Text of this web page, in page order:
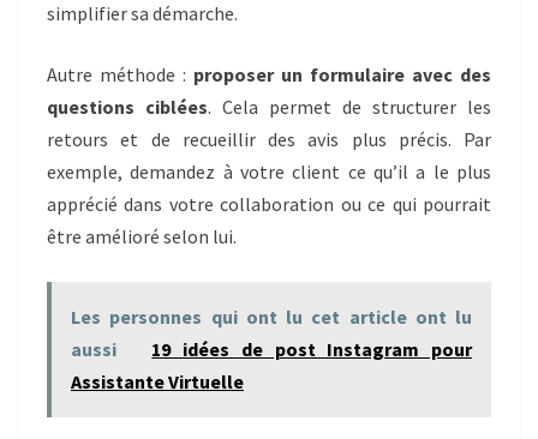
simplifier sa démarche.
Autre méthode : proposer un formulaire avec des
questions ciblées. Cela permet de structurer les
retours et de recueillir des avis plus précis. Par
exemple, demandez à votre client ce qu’il a le plus
apprécié dans votre collaboration ou ce qui pourrait
être amélioré selon lui.
Les personnes qui ont lu cet article ont lu
aussi
19 idées de post Instagram pour
Assistante Virtuelle